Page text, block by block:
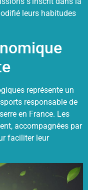
leurs habitudes
représente un
responsable de
en France. Les
accompagnées par
faciliter leur